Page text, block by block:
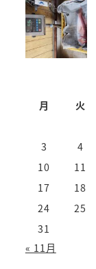
月
火
3
4
10
11
17
18
24
25
31
« 11月